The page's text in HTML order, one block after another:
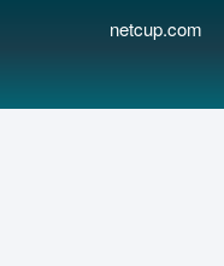
netcup.com